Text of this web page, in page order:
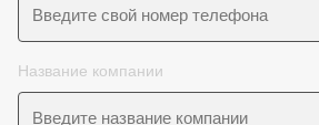
Название компании